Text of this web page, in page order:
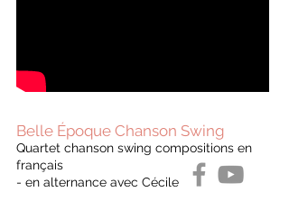
Belle Époque Chanson Swing
Quartet chanson swing compositions en
français
- en alternance avec Cécile